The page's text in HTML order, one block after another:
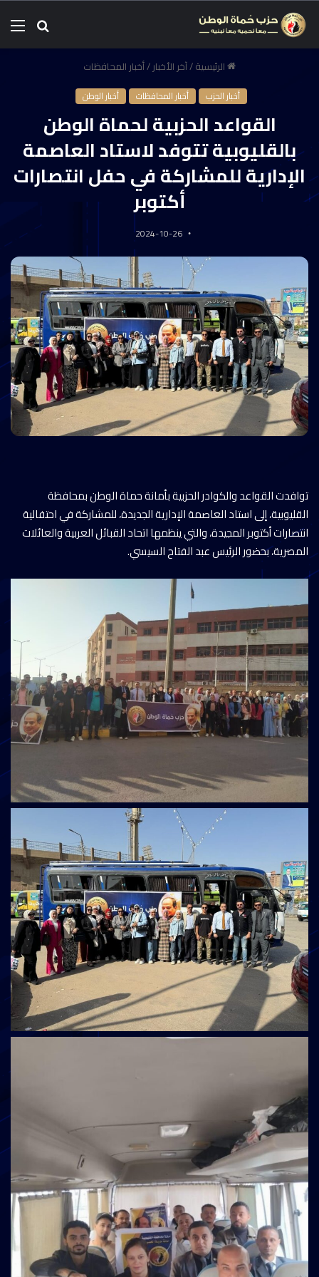
الرئيسية/آخر الأخبار/أخبار المحافظات
أخبار الحزب أخبار المحافظات أخبار الوطن
القواعد الحزبية لحماة الوطن
بالقليوبية تتوفد لاستاد العاصمة
الإدارية للمشاركة في حفل انتصارات
أكتوبر
2024-10-26
توافدت القواعد والكوادر الحزبية بأمانة حماة الوطن بمحافظة
القليوبية، إلى استاد العاصمة الإدارية الجديدة، للمشاركة في احتفالية
انتصارات أكتوبر المجيدة، والتي ينظمها اتحاد القبائل العربية والعائلات
المصرية، بحضور الرئيس عبد الفتاح السيسي.